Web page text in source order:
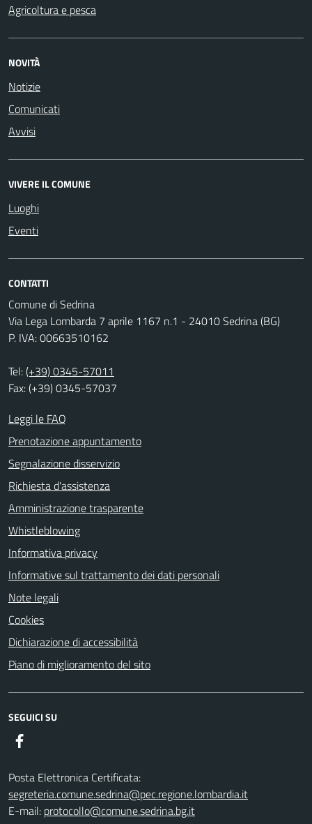
Agricoltura e pesca
NOVITÀ
Notizie
Comunicati
Avvisi
VIVERE IL COMUNE
Luoghi
Eventi
CONTATTI
Comune di Sedrina
Via Lega Lombarda 7 aprile 1167 n.1 - 24010 Sedrina (BG)
P. IVA: 00663510162
Tel:(+39) 0345-57011
Fax: (+39) 0345-57037
Leggi le FAQ
Prenotazione appuntamento
Segnalazione disservizio
Richiesta d'assistenza
Amministrazione trasparente
Whistleblowing
Informativa privacy
Informative sul trattamento dei dati personali
Note legali
Cookies
Dichiarazione di accessibilità
Piano di miglioramento del sito
SEGUICI SU
Posta Elettronica Certificata:
segreteria.comune.sedrina@pec.regione.lombardia.it
E-mail: protocollo@comune.sedrina.bg.it